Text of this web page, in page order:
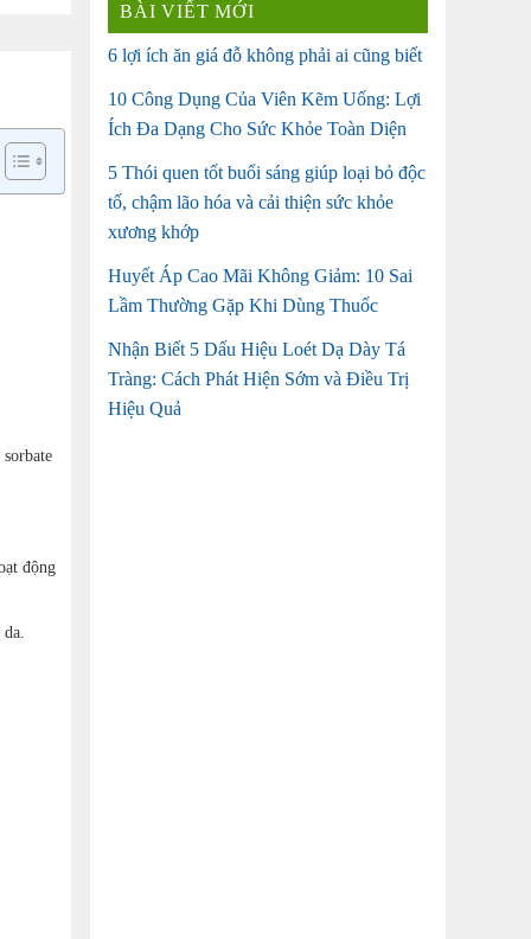
BÀI VIẾT MỚI
6 lợi ích ăn giá đỗ không phải ai cũng biết
10 Công Dụng Của Viên Kẽm Uống: Lợi
Ích Đa Dạng Cho Sức Khỏe Toàn Diện
5 Thói quen tốt buổi sáng giúp loại bỏ độc
tố, chậm lão hóa và cải thiện sức khỏe
xương khớp
Huyết Áp Cao Mãi Không Giảm: 10 Sai
Lầm Thường Gặp Khi Dùng Thuốc
Nhận Biết 5 Dấu Hiệu Loét Dạ Dày Tá
Tràng: Cách Phát Hiện Sớm và Điều Trị
Hiệu Quả
động